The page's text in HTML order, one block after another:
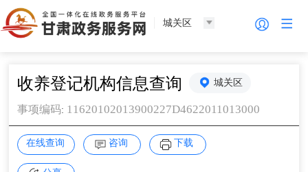
城关区
收养登记机构信息查询 城关区
事项编码: 11620102013900227D4622011013000
在线查询 咨询 下载